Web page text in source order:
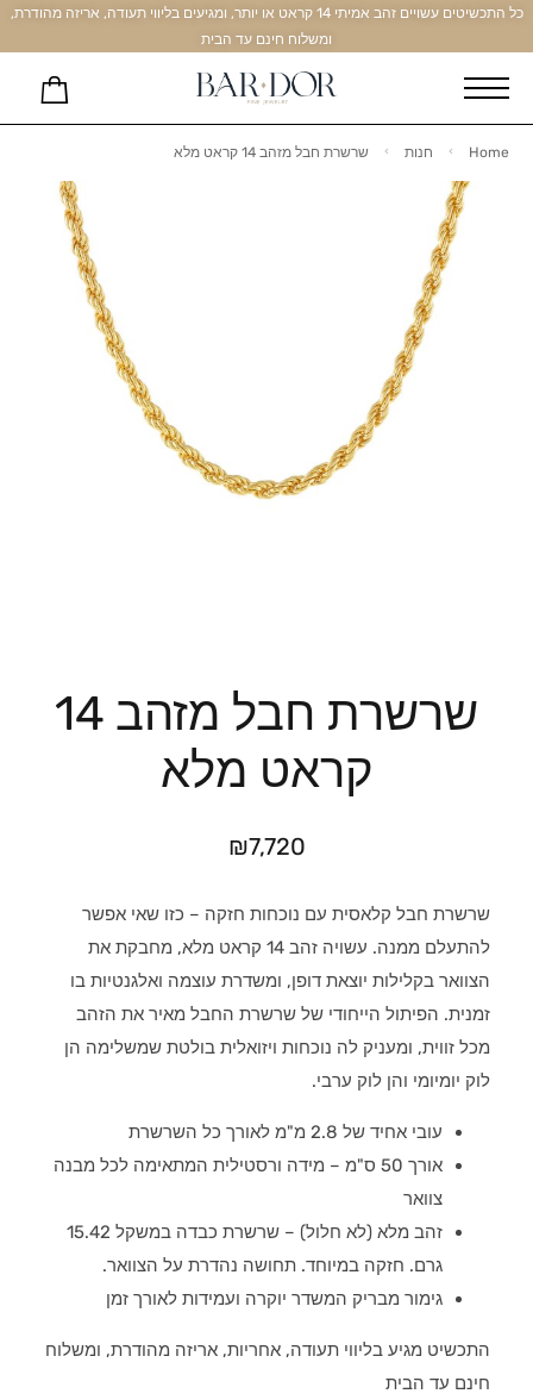
כל התכשיטים עשויים זהב אמיתי 14 קראט או יותר, ומגיעים בליווי תעודה, אריזה מהודרת,
ומשלוח חינם עד הבית
Home חנות שרשרת חבל מזהב 14 קראט מלא
שרשרת חבל מזהב 14
קראט מלא
₪7,720
שרשרת חבל קלאסית עם נוכחות חזקה – כזו שאי אפשר
להתעלם ממנה. עשויה זהב 14 קראט מלא, מחבקת את
הצוואר בקלילות יוצאת דופן, ומשדרת עוצמה ואלגנטיות בו
זמנית. הפיתול הייחודי של שרשרת החבל מאיר את הזהב
מכל זווית, ומעניק לה נוכחות ויזואלית בולטת שמשלימה הן
לוק יומיומי והן לוק ערבי.
עובי אחיד של 2.8 מ"מ לאורך כל השרשרת
אורך 50 ס"מ – מידה ורסטילית המתאימה לכל מבנה
צוואר
זהב מלא (לא חלול) – שרשרת כבדה במשקל 15.42
גרם. חזקה במיוחד. תחושה נהדרת על הצוואר.
גימור מבריק המשדר יוקרה ועמידות לאורך זמן
התכשיט מגיע בליווי תעודה, אחריות, אריזה מהודרת, ומשלוח
חינם עד הבית